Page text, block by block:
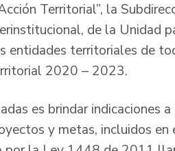
Territorial”, la
de la Unidad
entidades territoriales de
2020 – 2023.
es brindar indicaciones
y metas, incluidos